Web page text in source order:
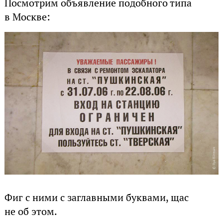
Посмотрим объявление подобного типа
в Москве:
Фиг с ними с заглавными буквами, щас
не об этом.